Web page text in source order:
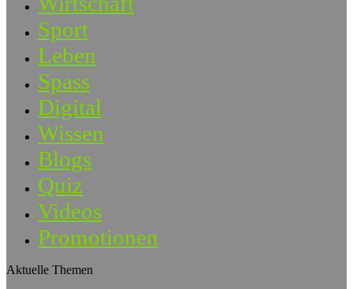
Sport
Leben
Spass
Digital
Wissen
Blogs
Quiz
Videos
Promotionen
Aktuelle Themen